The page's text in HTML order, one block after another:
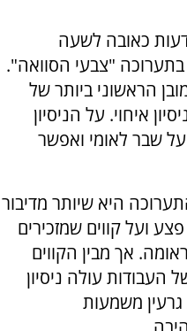
כאובה לשעה
"צבעי הסוואה".
הראשוני ביותר של
איחוי. על הניסיון
שבר לאומי ואפשר
היא שיותר מדיבור
ועל קווים שמזכירים
אך מבין הקווים
העבודות עולה ניסיון
גרעין משמעות